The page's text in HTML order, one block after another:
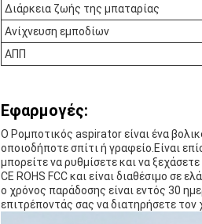
Διάρκεια ζωής της μπαταρίας
Ανίχνευση εμποδίων
ΑΠΠ
Εφαρμογές:
Ο Ρομποτικός aspirator είναι ένα
οποιοδήποτε σπίτι ή γραφείο.Είναι
μπορείτε να ρυθμίσετε και να
CE ROHS FCC και είναι διαθέσιμο σε
ο χρόνος παράδοσης είναι εντός 30
επιτρέποντάς σας να διατηρήσετε